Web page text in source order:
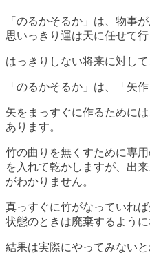
「のるかそるか」は、物事
思いっきり運は天に任せて行
はっきりしない将来に対し
「のるかそるか」は、「矢
矢をまっすぐに作るために
あります。
竹の曲りを無くすために専
を入れて乾かしますが、出
がわかりません。
真っすぐに竹がなっていれ
状態のときは廃棄するように
結果は実際にやってみない